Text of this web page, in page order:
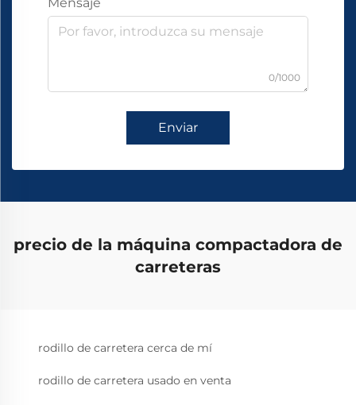
0/1000
Enviar
precio de la máquina compactadora de
carreteras
rodillo de carretera cerca de mí
rodillo de carretera usado en venta